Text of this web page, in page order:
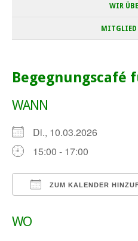
WIR
MITGLIED
Begegnungscafé
WANN
Di., 10.03.2026
15:00 - 17:00
ZUM KALENDER
WO